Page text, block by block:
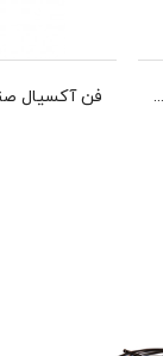
فن آکسیال صنعتی ایلکا معکوس دمنده سری VIK مدل 30A4S2